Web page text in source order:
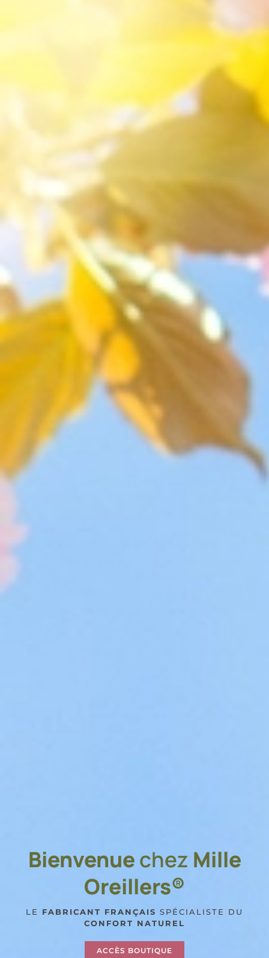
Bienvenuechez Mille
Oreillers®
LE FABRICANT FRANÇAIS SPÉCIALISTE DU
CONFORT NATUREL
ACCÈS BOUTIQUE